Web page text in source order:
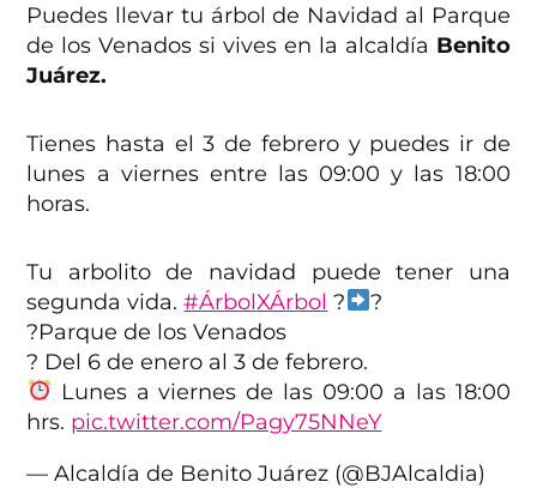
Puedes llevar tu árbol de Navidad al Parque
de los Venados si vives en la alcaldía Benito
Juárez.
Tienes hasta el 3 de febrero y puedes ir de
lunes a viernes entre las 09:00 y las 18:00
horas.
Tu arbolito de navidad puede tener una
segunda vida.#ÁrbolXÁrbol ?
?
?Parque de los Venados
?️ Del 6 de enero al 3 de febrero.
Lunes a viernes de las 09:00 a las 18:00
hrs. pic.twitter.com/Pagy75NNeY
— Alcaldía de Benito Juárez (@BJAlcaldia)